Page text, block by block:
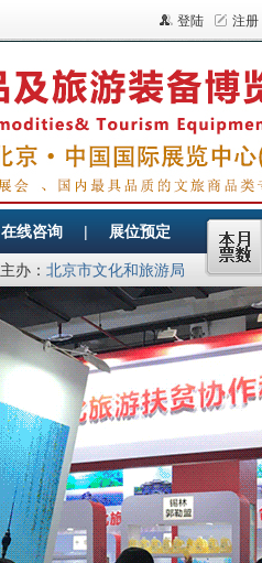
在线咨询 | 展位预定
主办： 北京市文化和旅游局